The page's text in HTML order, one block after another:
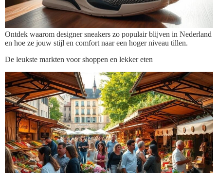
Ontdek waarom designer sneakers zo populair blijven in Nederland
en hoe ze jouw stijl en comfort naar een hoger niveau tillen.
De leukste markten voor shoppen en lekker eten